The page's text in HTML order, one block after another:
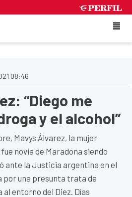
08:46
“Diego me
y el alcohol”
Mavys Álvarez, la mujer
novia de Maradona siendo
ante la Justicia argentina en el
por una presunta trata de
entorno del Diez. Días